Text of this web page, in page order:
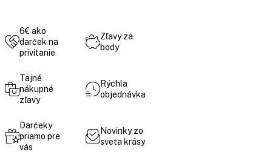
6€ ako
darček na
privítanie
Zľavy za
body
Tajné
nákupné
zľavy
Rýchla
objednávka
Darčeky
priamo pre
vás
Novinky zo
sveta krásy